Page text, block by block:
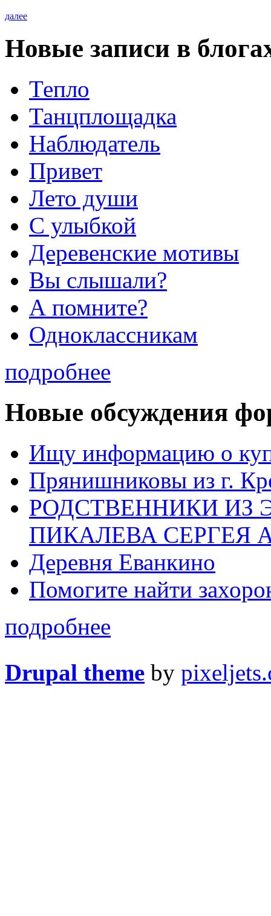
далее
Новые записи в
Тепло
Танцплощадка
Наблюдатель
Привет
Лето души
С улыбкой
Деревенские мотивы
Вы слышали?
А помните?
Одноклассникам
подробнее
Новые обсуждения
Ищу информацию о
Прянишниковы из г.
РОДСТВЕННИКИ ИЗ
ПИКАЛЕВА СЕРГЕЯ
Деревня Еванкино
Помогите найти
подробнее
Drupal theme by